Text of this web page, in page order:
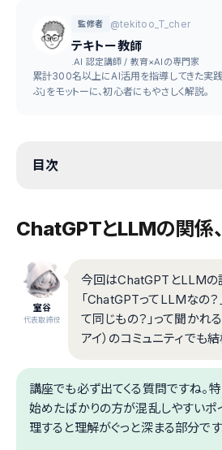
監修者 @tekitoo_T_cher
テキトー教師
.AI 認定講師 / 教育×AIの専門家
累計300名以上にAI活用を指導してきた実践
ぶ」をモットーに、初心者にもやさしく解説。
目次
ChatGPTとLLMの関係
室谷
代表取締役
今回はChatGPTとLLMの
「ChatGPTってLLMなの
て同じもの？」って聞かれる
アイ）のコミュニティでも
講座でも必ず出てくる質問ですね。
始めたばかりの方が混乱しやすいポ
理すると理解がぐっと深まる部分です